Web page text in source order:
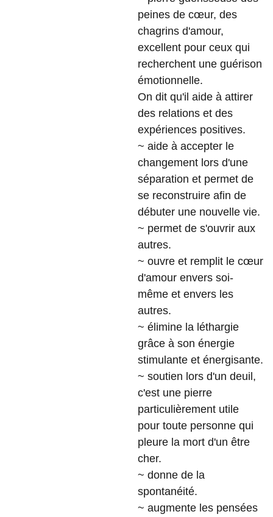
peines de cœur, des
chagrins d'amour,
excellent pour ceux qui
recherchent une guérison
émotionnelle.
On dit qu'il aide à attirer
des relations et des
expériences positives.
~ aide à accepter le
changement lors d'une
séparation et permet de
se reconstruire afin de
débuter une nouvelle vie.
~ permet de s'ouvrir aux
autres.
~ ouvre et remplit le cœur
d'amour envers soi-
même et envers les
autres.
~ élimine la léthargie
grâce à son énergie
stimulante et énergisante.
~ soutien lors d'un deuil,
c'est une pierre
particulièrement utile
pour toute personne qui
pleure la mort d'un être
cher.
~ donne de la
spontanéité.
~ augmente les pensées